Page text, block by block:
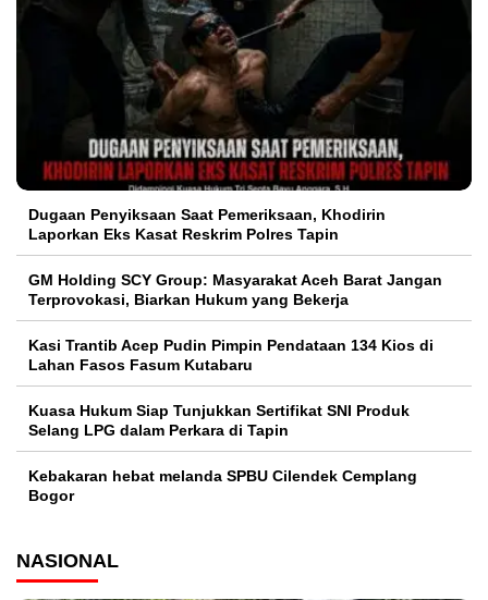
Dugaan Penyiksaan Saat Pemeriksaan, Khodirin
Laporkan Eks Kasat Reskrim Polres Tapin
GM Holding SCY Group: Masyarakat Aceh Barat Jangan
Terprovokasi, Biarkan Hukum yang Bekerja
Kasi Trantib Acep Pudin Pimpin Pendataan 134 Kios di
Lahan Fasos Fasum Kutabaru
Kuasa Hukum Siap Tunjukkan Sertifikat SNI Produk
Selang LPG dalam Perkara di Tapin
Kebakaran hebat melanda SPBU Cilendek Cemplang
Bogor
NASIONAL